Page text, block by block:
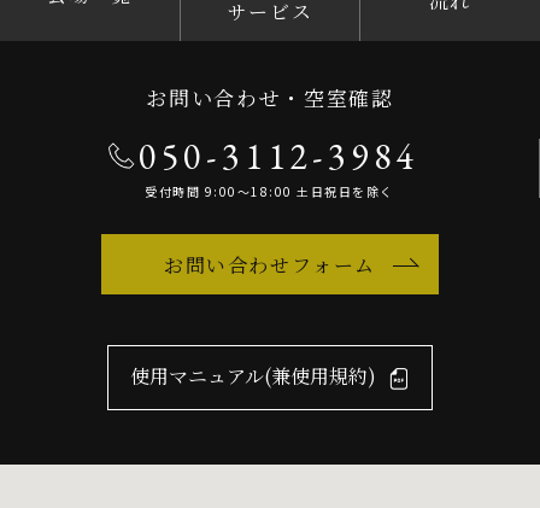
サービス
お問い合わせ・空室確認
050-3112-3984
受付時間 9:00～18:00 土日祝日を除く
お問い合わせフォーム
使用マニュアル(兼使用規約)